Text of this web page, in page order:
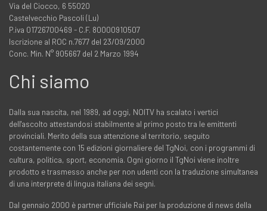
Via del Ciocco, 6 55020
Castelvecchio Pascoli (Lu)
P.iva 01726700469 - C.F. 80000910507
Iscrizione al ROC n.7677 del 23/09/2000
Conc. Min. N° 905667 del 2 Marzo 1994
Chi siamo
Dalla sua nascita, nel 1989, ad oggi, NOITV ha scalato i vertici
dell'ascolto attestandosi stabilmente al primo posto tra le emittenti
provinciali. Merito della sua attenzione al territorio, seguito
costantemente con 15 edizioni giornaliere del TgNoi, con i programmi di
cultura, politica, sport, economia. Ogni giorno il TgNoi viene inoltre
prodotto e trasmesso anche per non udenti con la traduzione simultanea
di una interprete di lingua italiana dei segni.
Dal gennaio 2000 è partner ufficiale Rai per la produzione di news della